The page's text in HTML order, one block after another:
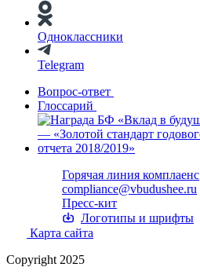
Одноклассники
Telegram
Вопрос-ответ
Глоссарий
Горячая линия комплаенс
compliance@vbudushee.ru
Пресс-кит
Логотипы и шрифты
Карта сайта
Copyright 2025